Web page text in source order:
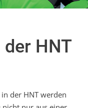
HNT
der HNT werden